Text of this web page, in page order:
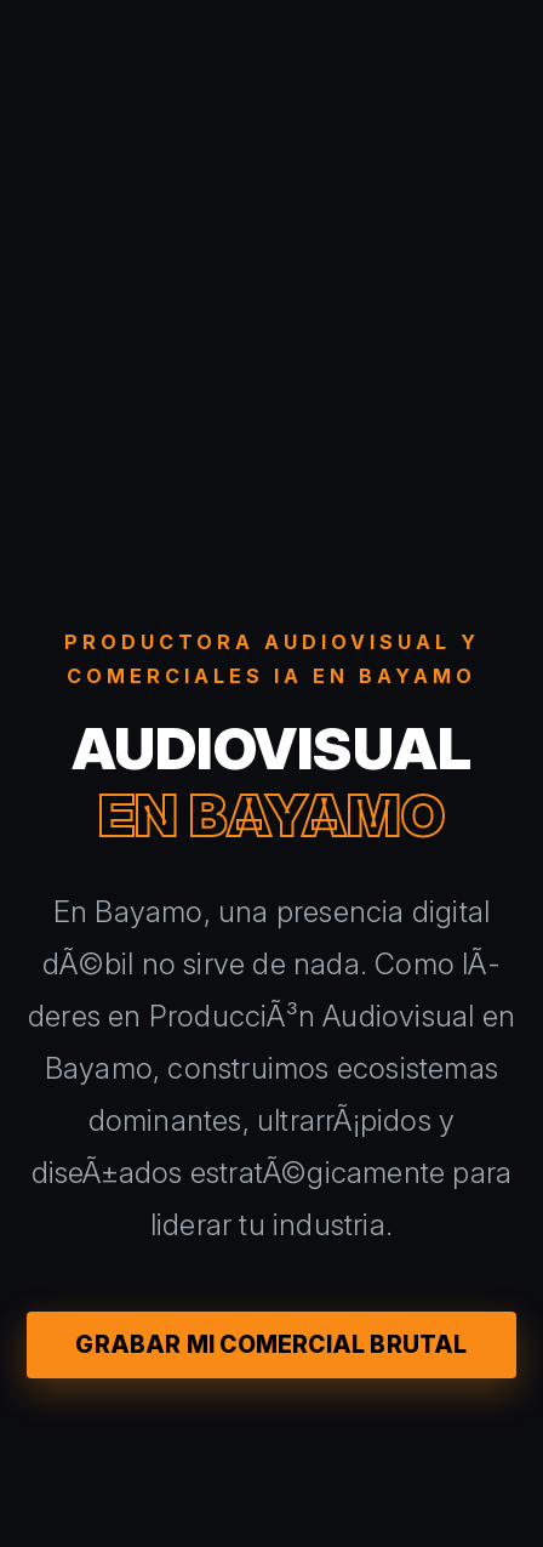
PRODUCTORA AUDIOVISUAL Y
COMERCIALES IA EN BAYAMO
AUDIOVISUAL
EN BAYAMO
En Bayamo, una presencia digital
dÃ©bil no sirve de nada. Como lÃ­
deres en ProducciÃ³n Audiovisual en
Bayamo, construimos ecosistemas
dominantes, ultrarrÃ¡pidos y
diseÃ±ados estratÃ©gicamente para
liderar tu industria.
GRABAR MI COMERCIAL BRUTAL